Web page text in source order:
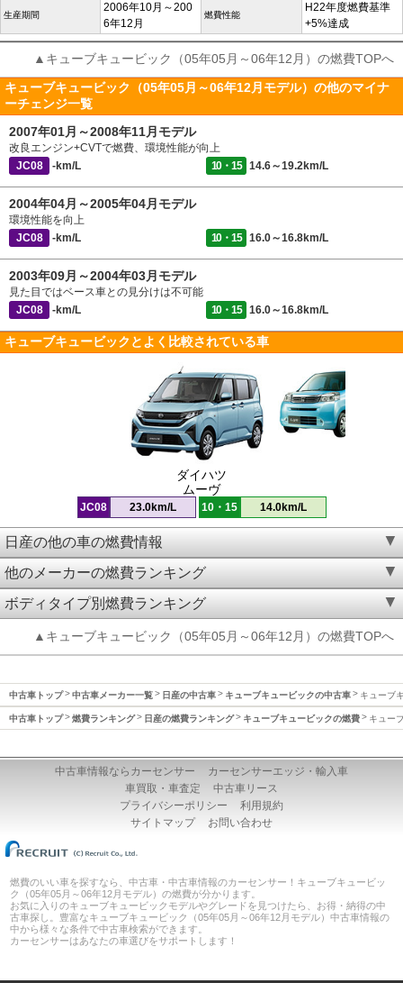
生産期間
2006年10月～200
6年12月
燃費性能
H22年度燃費基準
+5%達成
▲キューブキュービック（05年05月～06年12月）の燃費TOPへ
キューブキュービック（05年05月～06年12月モデル）の他のマイナ
ーチェンジ一覧
2007年01月～2008年11月モデル
改良エンジン+CVTで燃費、環境性能が向上
JC08
-km/L 10・15 14.6～19.2km/L
2004年04月～2005年04月モデル
環境性能を向上
JC08
-km/L 10・15 16.0～16.8km/L
2003年09月～2004年03月モデル
見た目ではベース車との見分けは不可能
JC08
-km/L 10・15 16.0～16.8km/L
キューブキュービックとよく比較されている車
ダイハツ
ムーヴ
JC08 23.0km/L 10・15 14.0km/L
日産の他の車の燃費情報
他のメーカーの燃費ランキング
ボディタイプ別燃費ランキング
▲キューブキュービック（05年05月～06年12月）の燃費TOPへ
中古車トップ 中古車メーカー一覧 日産の中古車 キューブキュービックの中古車 キューブ
中古車トップ 燃費ランキング 日産の燃費ランキング キューブキュービックの燃費 キュー
中古車情報ならカーセンサー
カーセンサーエッジ・輸入車
車買取・車査定
中古車リース
プライバシーポリシー
利用規約
サイトマップ
お問い合わせ
燃費のいい車を探すなら、中古車・中古車情報のカーセンサー！キューブキュービッ
ク（05年05月～06年12月モデル）の燃費が分かります。
お気に入りのキューブキュービックモデルやグレードを見つけたら、お得・納得の中
古車探し。豊富なキューブキュービック（05年05月～06年12月モデル）中古車情報の
中から様々な条件で中古車検索ができます。
カーセンサーはあなたの車選びをサポートします！